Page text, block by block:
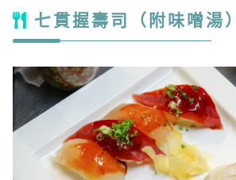
七貫握壽司（附味噌湯